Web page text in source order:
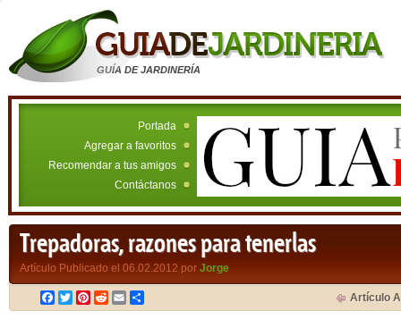
GUÍA DE JARDINERÍA
Portada
Agregar a favoritos
Recomendar a tus amigos
Contáctanos
Trepadoras, razones para tenerlas
Artículo Publicado el 06.02.2012 por Jorge
Facebook
TwitterPinterest
RedditEmail Artículo